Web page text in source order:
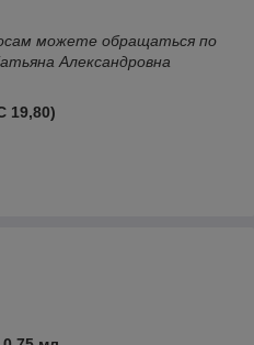
можете обращаться по
Александровна
19,80)